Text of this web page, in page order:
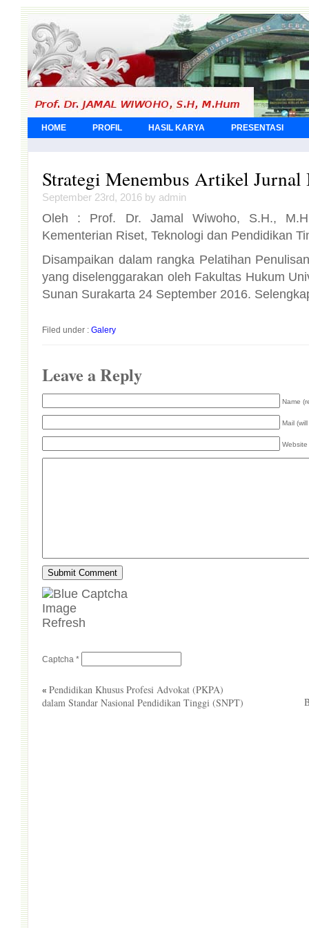
HOME PROFIL HASIL KARYA PRESENTASI
Strategi Menembus Artikel Jurnal
September 23rd, 2016 by admin
Oleh : Prof. Dr. Jamal Wiwoho, S.H.,
Kementerian Riset, Teknologi dan Pendidikan
Disampaikan dalam rangka Pelatihan
yang diselenggarakan oleh Fakultas Hukum
Sunan Surakarta 24 September 2016.
Filed under : Galery
Leave a Reply
Name
Mail
Website
Refresh
Captcha *
« Pendidikan Khusus Profesi Advokat (PKPA)
dalam Standar Nasional Pendidikan Tinggi (SNPT)